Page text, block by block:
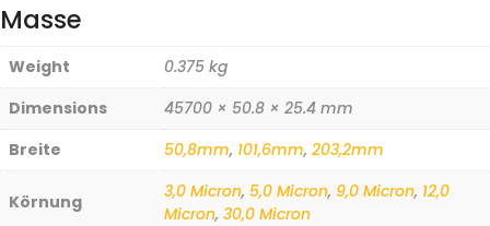
Masse
Weight
0.375 kg
Dimensions
45700 × 50.8 × 25.4 mm
Breite
50,8mm, 101,6mm, 203,2mm
Körnung 3,0 Micron, 5,0 Micron, 9,0 Micron, 12,0
Micron, 30,0 Micron